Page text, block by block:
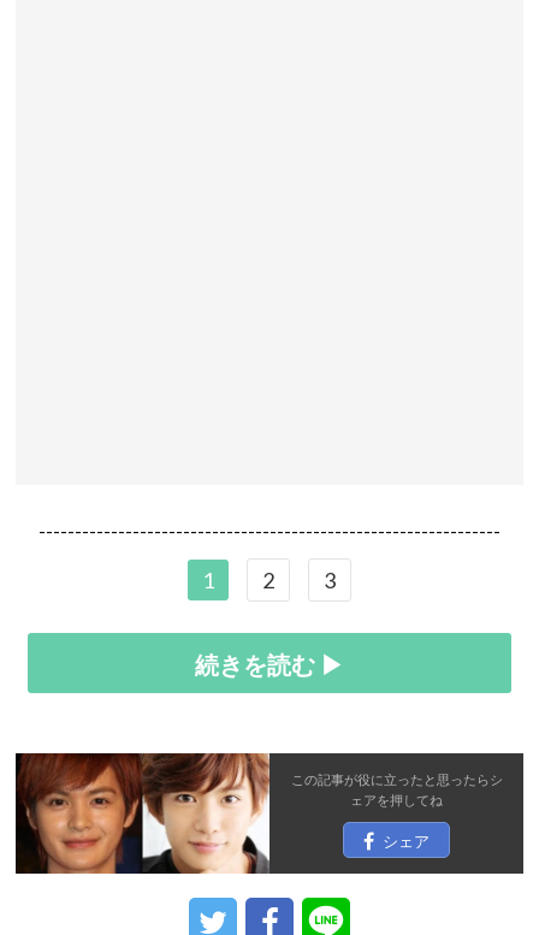
----------------------------------------------------------------
1 2 3
続きを読む ▶
この記事が役に立ったと思ったらシ
ェアを押してね
シェア